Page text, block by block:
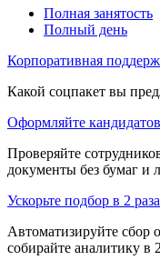
Полная занятость
Полный день
Корпоративная
Какой соцпакет вы
Оформляйте
Проверяйте
документы без бумаг и
Ускорьте подбор в 2
Автоматизируйте сбор
собирайте аналитику в